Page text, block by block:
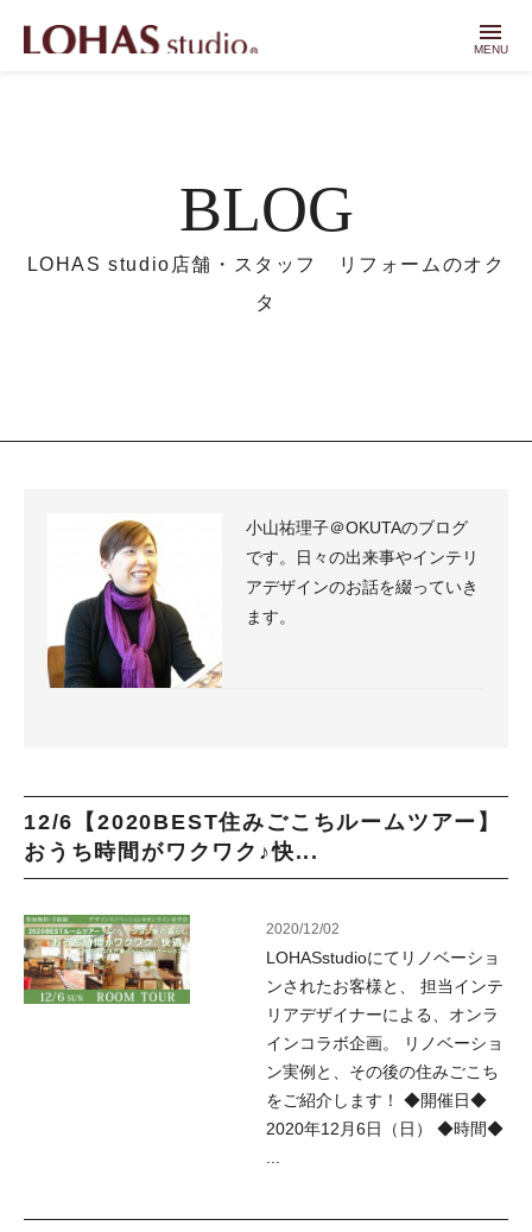
menu
MENU
BLOG
LOHAS studio店舗・スタッフ リフォームのオク
タ
小山祐理子＠OKUTAのブログ
です。日々の出来事やインテリ
アデザインのお話を綴っていき
ます。
12/6【2020BEST住みごこちルームツアー】
おうち時間がワクワク♪快...
2020/12/02
LOHASstudioにてリノベーショ
ンされたお客様と、 担当インテ
リアデザイナーによる、オンラ
インコラボ企画。 リノベーショ
ン実例と、その後の住みごこち
をご紹介します！ ◆開催日◆
2020年12月6日（日） ◆時間◆